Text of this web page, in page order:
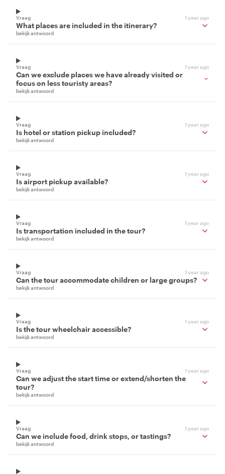
Vraag 1 year ago
What places are included in the itinerary?
bekijk antwoord
Vraag 1 year ago
Can we exclude places we have already visited or
focus on less touristy areas?
bekijk antwoord
Vraag 1 year ago
Is hotel or station pickup included?
bekijk antwoord
Vraag 1 year ago
Is airport pickup available?
bekijk antwoord
Vraag 1 year ago
Is transportation included in the tour?
bekijk antwoord
Vraag 1 year ago
Can the tour accommodate children or large groups?
bekijk antwoord
Vraag 1 year ago
Is the tour wheelchair accessible?
bekijk antwoord
Vraag 1 year ago
Can we adjust the start time or extend/shorten the
tour?
bekijk antwoord
Vraag 1 year ago
Can we include food, drink stops, or tastings?
bekijk antwoord